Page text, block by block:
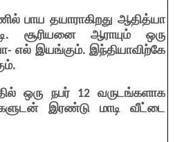
பாய தயாராகிறது ஆதித்யா
சூரியனை ஆராயும் ஒரு
எல் இயங்கும். இந்தியாவிற்கே
ஒரு நபர் 12 வருடங்களாக
இரண்டு மாடி வீட்டை